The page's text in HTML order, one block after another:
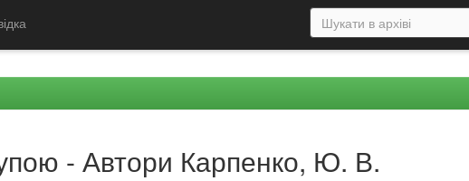
- Автори Карпенко, Ю. В.